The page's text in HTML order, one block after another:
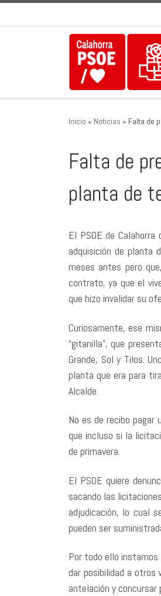
Inicio » Noticias » Falta de
Falta de
planta de
El PSOE de
adquisición de planta
meses antes pero
contrato, ya que el
que hizo invalidar su
Curiosamente, ese
“gitanilla”, que
Grande, Sol y Tilos.
planta que era para
Alcalde.
No es de recibo
que incluso si la
de primavera.
El PSOE quiere
sacando las
adjudicación, lo cual
pueden ser
Por todo ello instamos
dar posibilidad a otros
antelación y concursar